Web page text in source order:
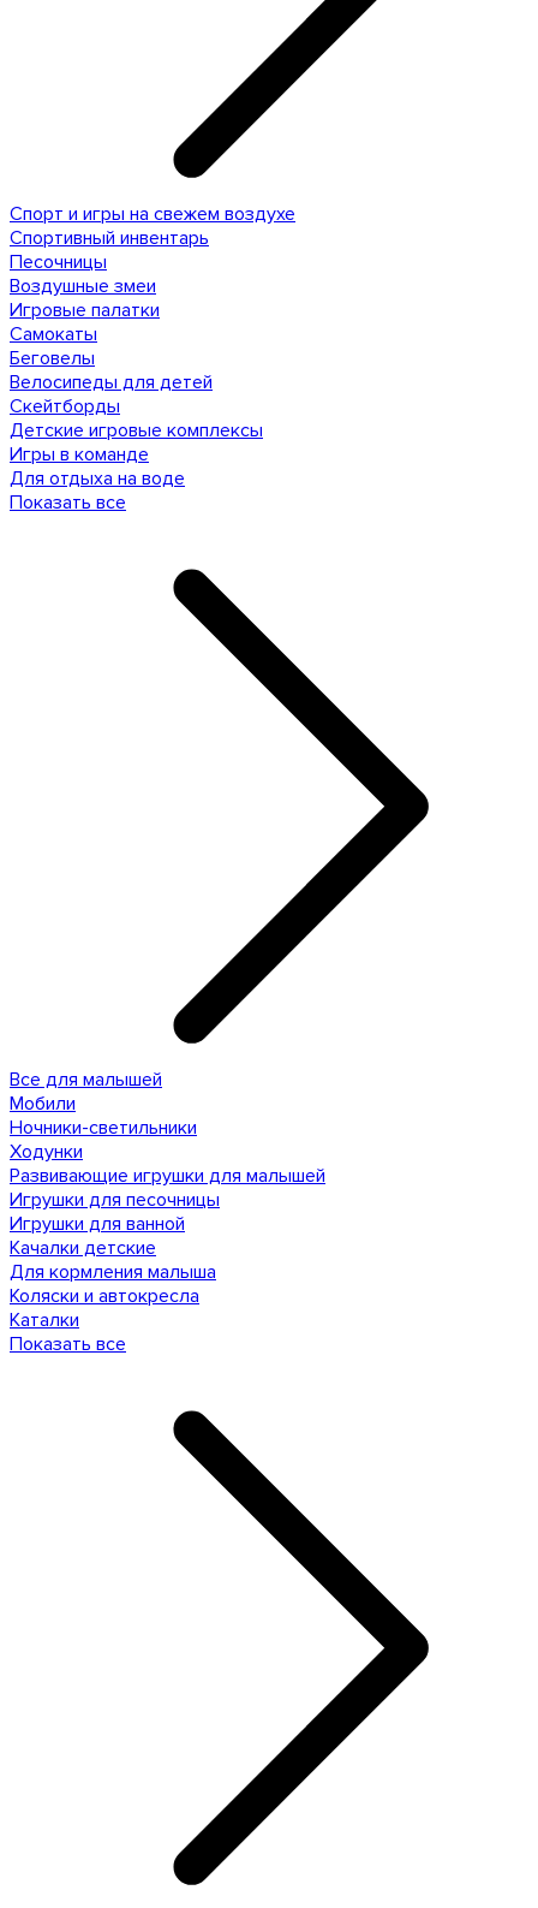
Спорт и игры на свежем воздухе
Спортивный инвентарь
Песочницы
Воздушные змеи
Игровые палатки
Самокаты
Беговелы
Велосипеды для детей
Скейтборды
Детские игровые комплексы
Игры в команде
Для отдыха на воде
Показать все
Все для малышей
Мобили
Ночники-светильники
Ходунки
Развивающие игрушки для малышей
Игрушки для песочницы
Игрушки для ванной
Качалки детские
Для кормления малыша
Коляски и автокресла
Каталки
Показать все